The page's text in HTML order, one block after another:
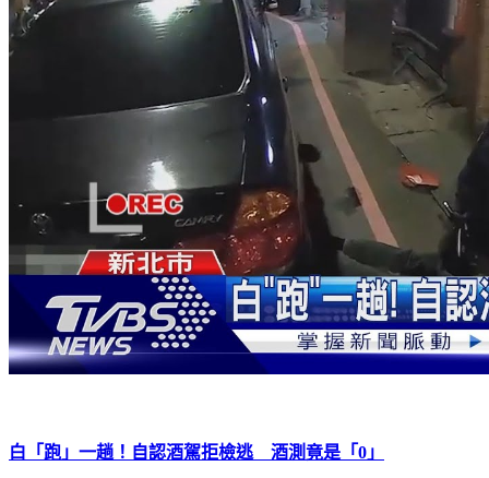
白「跑」一趟！自認酒駕拒檢逃 酒測竟是「0」